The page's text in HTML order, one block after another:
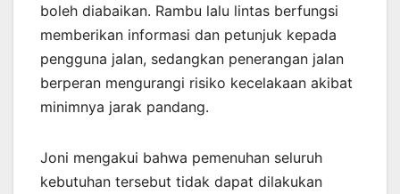
boleh diabaikan. Rambu lalu lintas berfungsi
memberikan informasi dan petunjuk kepada
pengguna jalan, sedangkan penerangan jalan
berperan mengurangi risiko kecelakaan akibat
minimnya jarak pandang.
Joni mengakui bahwa pemenuhan seluruh
kebutuhan tersebut tidak dapat dilakukan